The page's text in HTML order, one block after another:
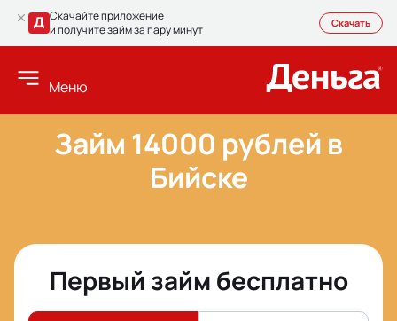
Скачайте приложение
и получите займ за пару минут
Скачать
Меню
Займ 14000 рублей в
Бийске
Первый займ бесплатно